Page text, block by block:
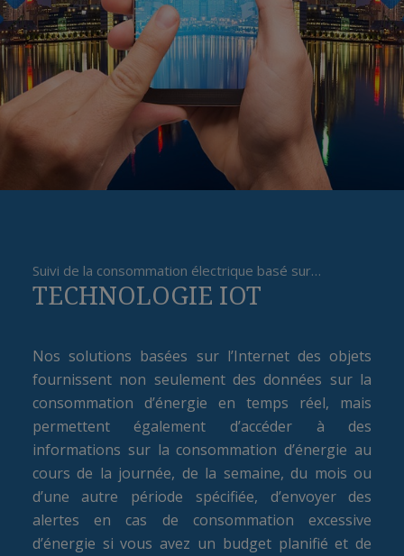
Suivi de la consommation électrique basé sur…
TECHNOLOGIE IOT
Nos solutions basées sur l’Internet des objets
fournissent non seulement des données sur la
consommation d’énergie en temps réel, mais
permettent également d’accéder à des
informations sur la consommation d’énergie au
cours de la journée, de la semaine, du mois ou
d’une autre période spécifiée, d’envoyer des
alertes en cas de consommation excessive
d’énergie si vous avez un budget planifié et de